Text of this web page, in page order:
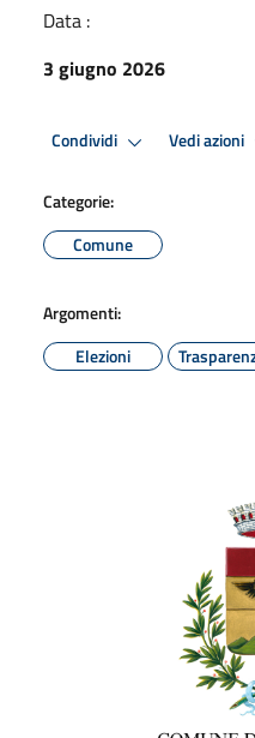
Data :
3 giugno 2026
Condividi Vedi azioni
Categorie:
Comune
Argomenti:
Elezioni